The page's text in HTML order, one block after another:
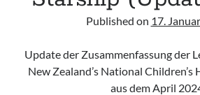
Published on 17.
Update der Zusammenfassung der
New Zealand’s National Children’s
aus dem April